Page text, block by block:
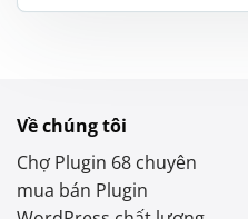
là:
Về chúng tôi
Chợ Plugin 68 chuyên
mua bán Plugin